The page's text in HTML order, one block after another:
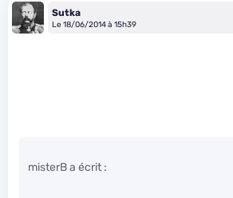
Sutka
Le 18/06/2014 à 15h39
misterB a écrit :